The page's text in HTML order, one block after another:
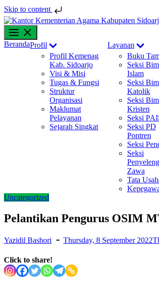
Skip to content
Skip
to
content
BerandaProfil
sub
menu
Profil Kemenag
Kab. Sidoarjo
Visi & Misi
Tugas & Fungsi
Struktur
Organisasi
Maklumat
Pelayanan
Sejarah Singkat
Layanan
sub
Buku
Seksi
Islam
Seksi
Katolik
Seksi
Kristen
Seksi
Seksi PD
Pontren
Seksi
Seksi
Zawa
Tata
Uncategorized
Pelantikan Pengurus OSIM
Yazidil Bashori Thursday, 8 September 2022
Click to share!